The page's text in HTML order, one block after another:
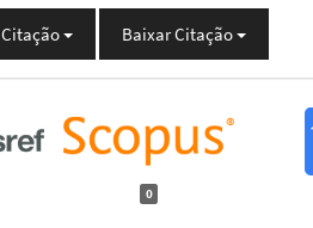
Citação Baixar Citação
0